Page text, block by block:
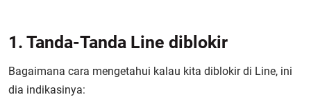
1. Tanda-Tanda Line diblokir
Bagaimana cara mengetahui kalau kita diblokir di Line, ini
dia indikasinya: